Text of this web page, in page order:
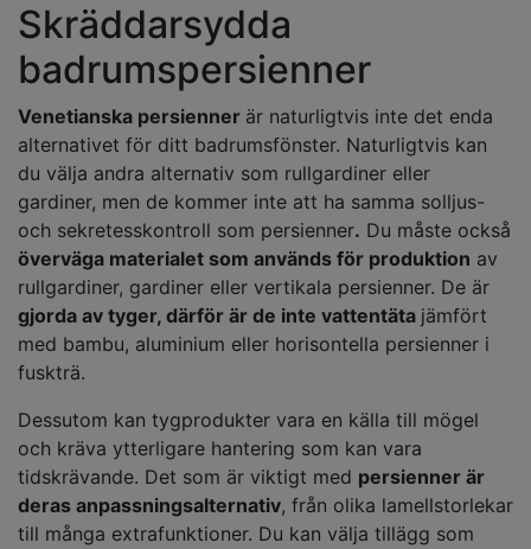
Skräddarsydda
badrumspersienner
Venetianska persienner är naturligtvis inte det enda
alternativet för ditt badrumsfönster. Naturligtvis kan
du välja andra alternativ som rullgardiner eller
gardiner, men de kommer inte att ha samma solljus-
och sekretesskontroll som persienner. Du måste också
överväga materialet som används för produktion av
rullgardiner, gardiner eller vertikala persienner. De är
gjorda av tyger, därför är de inte vattentäta jämfört
med bambu, aluminium eller horisontella persienner i
fuskträ.
Dessutom kan tygprodukter vara en källa till mögel
och kräva ytterligare hantering som kan vara
tidskrävande. Det som är viktigt med persienner är
deras anpassningsalternativ, från olika lamellstorlekar
till många extrafunktioner. Du kan välja tillägg som